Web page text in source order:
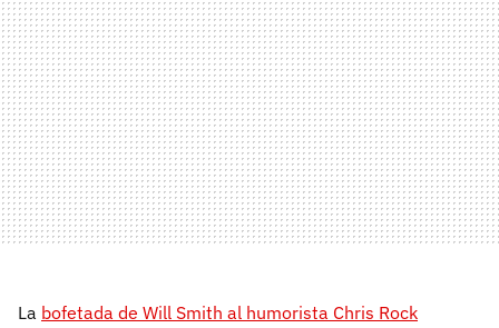
La bofetada de Will Smith al humorista Chris Rock